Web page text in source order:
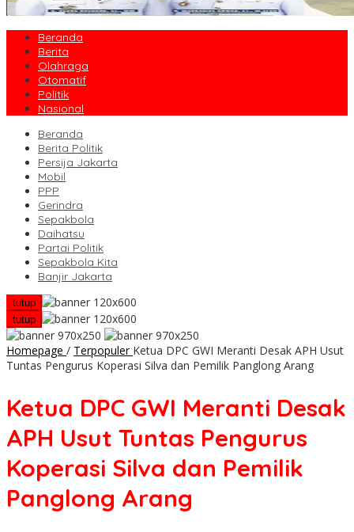
Beranda
Berita
Olahraga
Otomatif
Politik
Nasional
Beranda
Berita Politik
Persija Jakarta
Mobil
PPP
Gerindra
Sepakbola
Daihatsu
Partai Politik
Sepakbola Kita
Banjir Jakarta
tutup
tutup
Homepage / Terpopuler Ketua DPC GWI Meranti Desak APH Usut
Tuntas Pengurus Koperasi Silva dan Pemilik Panglong Arang
Ketua DPC GWI Meranti Desak
APH Usut Tuntas Pengurus
Koperasi Silva dan Pemilik
Panglong Arang